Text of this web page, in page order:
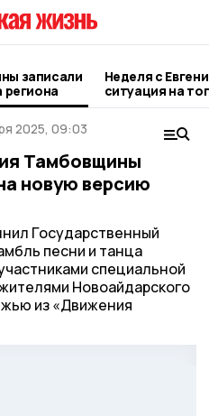
записали
региона
Неделя с
ситуация на
городе и
2025, 09:03
Тамбовщины
новую версию
Государственный
песни и танца
специальной
Новоайдарского
из «Движения